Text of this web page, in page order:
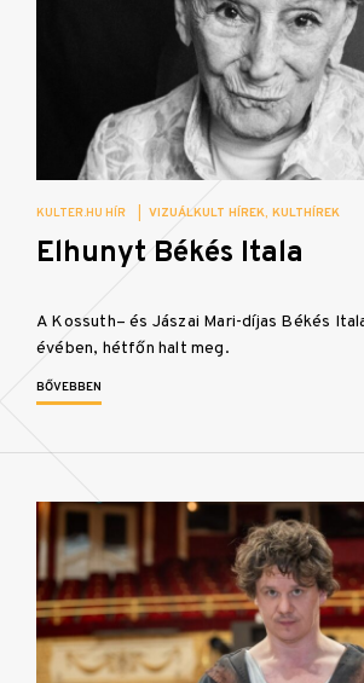
KULTER.HU HÍR VIZUÁLKULT HÍREK KULTHÍREK
Elhunyt Békés Itala
A Kossuth– és Jászai Mari-díjas Békés
évében, hétfőn halt meg.
BŐVEBBEN